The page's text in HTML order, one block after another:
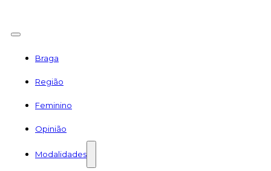
Braga
Região
Feminino
Opinião
Modalidades